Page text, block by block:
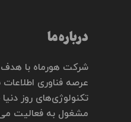
درباره ما
شرکت هورماه با هدف
عرصه فناوری اطلاعات
مشغول به فعالیت